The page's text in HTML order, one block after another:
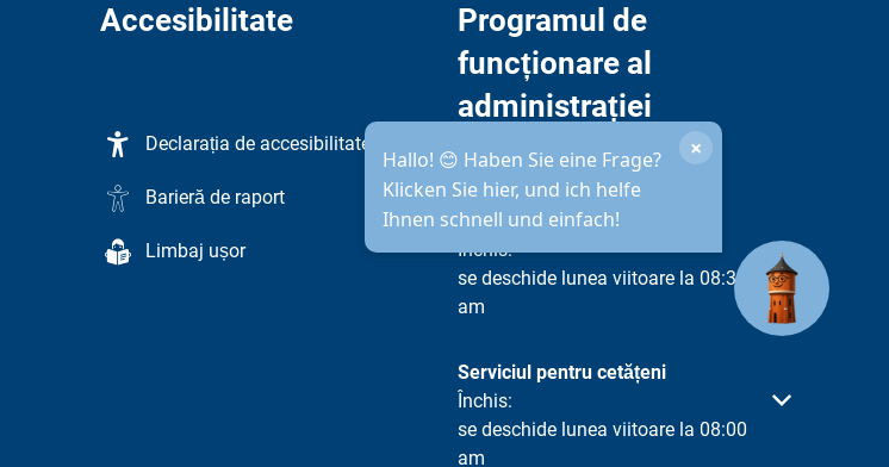
Accesibilitate
Declarația de accesibilitate
Barieră de raport
Limbaj ușor
Hallo! 😊 Haben Sie eine Frage?
Klicken Sie hier, und ich helfe
Ihnen schnell und einfach!
×
Programul de
funcționare al
administrației
municipale
Disponibilitate prin telefon
Faceți clic pentru a ascunde alte ore de deschidere
Închis:
se deschide lunea viitoare la 08:30
am
Serviciul pentru cetățeni
Faceți clic pentru a ascunde alte ore de deschidere
Închis:
se deschide lunea viitoare la 08:00
am